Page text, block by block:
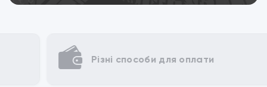
Різні способи для оплати